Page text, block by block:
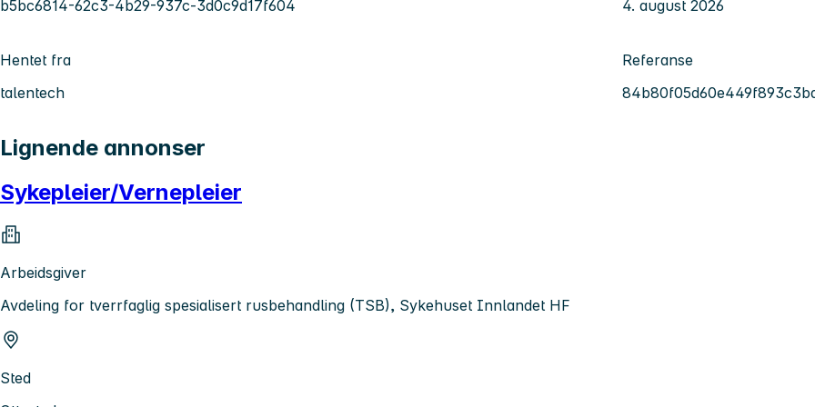
b5bc6814-62c3-4b29-937c-3d0c9d17f604
4. august 2026
Hentet fra
talentech
Referanse
Lignende annonser
Sykepleier/Vernepleier
Arbeidsgiver
Avdeling for tverrfaglig spesialisert rusbehandling (TSB), Sykehuset Innlandet HF
Sted